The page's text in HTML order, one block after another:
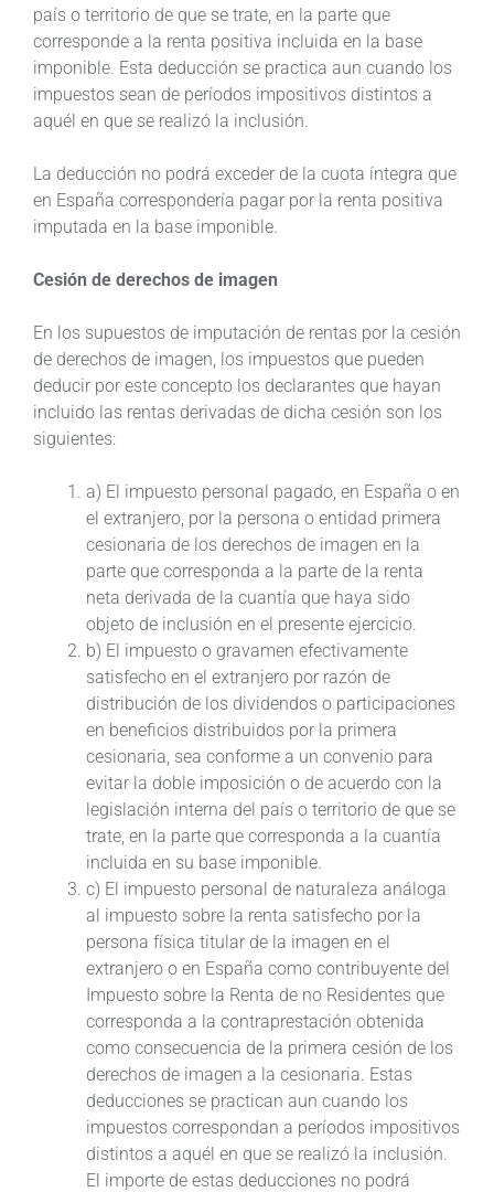
país o territorio de que se trate, en la parte que
corresponde a la renta positiva incluida en la base
imponible. Esta deducción se practica aun cuando los
impuestos sean de períodos impositivos distintos a
aquél en que se realizó la inclusión.
La deducción no podrá exceder de la cuota íntegra que
en España correspondería pagar por la renta positiva
imputada en la base imponible.
Cesión de derechos de imagen
En los supuestos de imputación de rentas por la cesión
de derechos de imagen, los impuestos que pueden
deducir por este concepto los declarantes que hayan
incluido las rentas derivadas de dicha cesión son los
siguientes:
a) El impuesto personal pagado, en España o en
el extranjero, por la persona o entidad primera
cesionaria de los derechos de imagen en la
parte que corresponda a la parte de la renta
neta derivada de la cuantía que haya sido
objeto de inclusión en el presente ejercicio.
b) El impuesto o gravamen efectivamente
satisfecho en el extranjero por razón de
distribución de los dividendos o participaciones
en beneficios distribuidos por la primera
cesionaria, sea conforme a un convenio para
evitar la doble imposición o de acuerdo con la
legislación interna del país o territorio de que se
trate, en la parte que corresponda a la cuantía
incluida en su base imponible.
c) El impuesto personal de naturaleza análoga
al impuesto sobre la renta satisfecho por la
persona física titular de la imagen en el
extranjero o en España como contribuyente del
Impuesto sobre la Renta de no Residentes que
corresponda a la contraprestación obtenida
como consecuencia de la primera cesión de los
derechos de imagen a la cesionaria. Estas
deducciones se practican aun cuando los
impuestos correspondan a períodos impositivos
distintos a aquél en que se realizó la inclusión.
El importe de estas deducciones no podrá